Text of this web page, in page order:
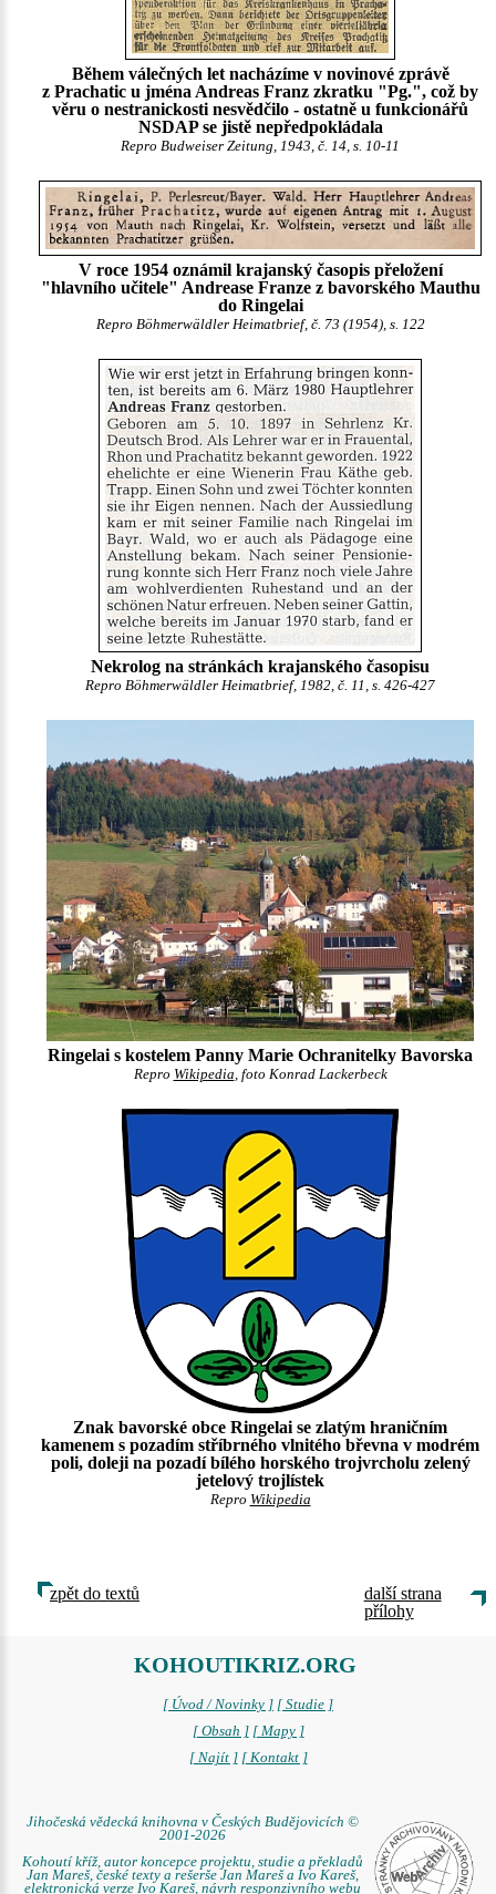
Během válečných let nacházíme v novinové zprávě
z Prachatic u jména Andreas Franz zkratku "Pg.", což by
věru o nestranickosti nesvědčilo - ostatně u funkcionářů
NSDAP se jistě nepředpokládala
Repro Budweiser Zeitung, 1943, č. 14, s. 10-11
V roce 1954 oznámil krajanský časopis přeložení
"hlavního učitele" Andrease Franze z bavorského Mauthu
do Ringelai
Repro Böhmerwäldler Heimatbrief, č. 73 (1954), s. 122
Nekrolog na stránkách krajanského časopisu
Repro Böhmerwäldler Heimatbrief, 1982, č. 11, s. 426-427
Ringelai s kostelem Panny Marie Ochranitelky Bavorska
Repro Wikipedia, foto Konrad Lackerbeck
Znak bavorské obce Ringelai se zlatým hraničním
kamenem s pozadím stříbrného vlnitého břevna v modrém
poli, doleji na pozadí bílého horského trojvrcholu zelený
jetelový trojlístek
Repro Wikipedia
zpět do textů
další strana
přílohy
KOHOUTIKRIZ.ORG
[ Úvod / Novinky ] [ Studie ]
[ Obsah ] [ Mapy ]
[ Najít ] [ Kontakt ]
Jihočeská vědecká knihovna v Českých Budějovicích ©
2001-2026
Kohoutí kříž, autor koncepce projektu, studie a překladů
Jan Mareš, české texty a rešerše Jan Mareš a Ivo Kareš,
elektronická verze Ivo Kareš, návrh responzivního webu